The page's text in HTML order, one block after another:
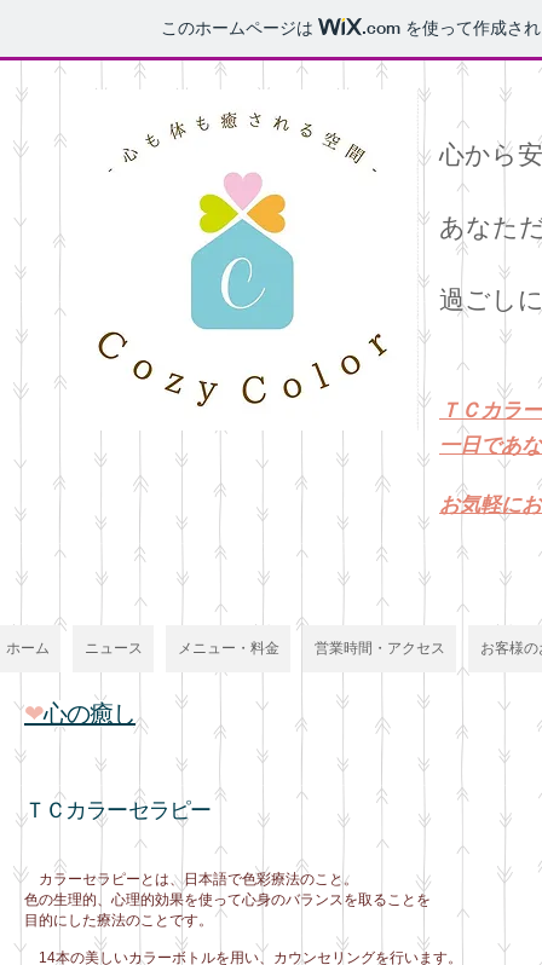
このホームページは .com を使って作成さ
心から
あなた
過ごし
ＴＣカラ
一日であ
お気軽に
ホーム ニュース メニュー・料金 営業時間・アクセス お客様の
❤心の癒し
ＴＣカラーセラピー
カラーセラピーとは、日本語で色彩療法のこと。
色の生理的、心理的効果を使って心身のバランスを取ることを
目的にした療法のことです。
14本の美しいカラーボトルを用い、カウンセリングを行います。